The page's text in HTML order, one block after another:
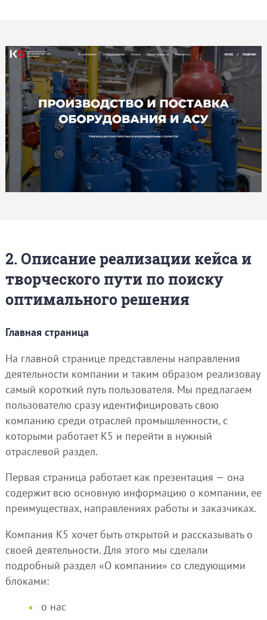
2. Описание реализации кейса и
творческого пути по поиску
оптимального решения
Главная страница
На главной странице представлены направления
деятельности компании и таким образом реализоваy
самый короткий путь пользователя. Мы предлагаем
пользователю сразу идентифицировать свою
компанию среди отраслей промышленности, с
которыми работает К5 и перейти в нужный
отраслевой раздел.
Первая страница работает как презентация — она
содержит всю основную информацию о компании, ее
преимуществах, направлениях работы и заказчиках.
Компания К5 хочет быть открытой и рассказывать о
своей деятельности. Для этого мы сделали
подробный раздел «О компании» со следующими
блоками:
о нас